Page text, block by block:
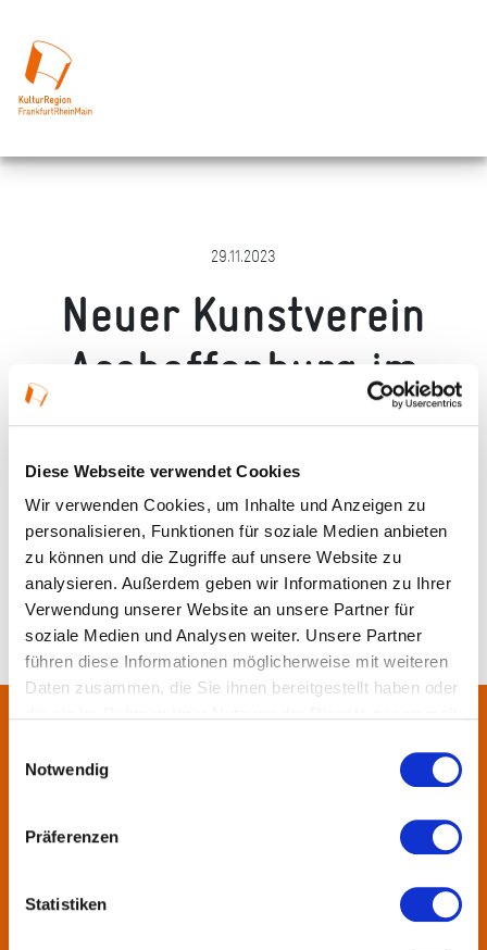
Diese Webseite verwendet Cookies
Wir verwenden Cookies, um Inhalte und Anzeigen zu
personalisieren, Funktionen für soziale Medien anbieten
zu können und die Zugriffe auf unsere Website zu
analysieren. Außerdem geben wir Informationen zu Ihrer
Verwendung unserer Website an unsere Partner für
soziale Medien und Analysen weiter. Unsere Partner
führen diese Informationen möglicherweise mit weiteren
Daten zusammen, die Sie ihnen bereitgestellt haben oder
Notwendig
Präferenzen
Statistiken
29.11.2023
Neuer Kunstverein
Aschaffenburg im
KunstLANDing
Merken Teilen Empfehlen
Über uns
Landkreise, Städte, Gemeinden und der Regionalverband zur
KulturRegion zusammen-geschlossen. Über die Ländergrenzen
hinweg vernetzt die gemeinnützige Gesellschaft seit 2005 die
vielfältige lokale und regionale Kultur und fördert die